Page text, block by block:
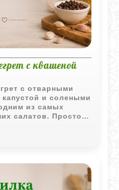
с квашеной
с отварными
и солеными
из самых
салатов. Простое
создает